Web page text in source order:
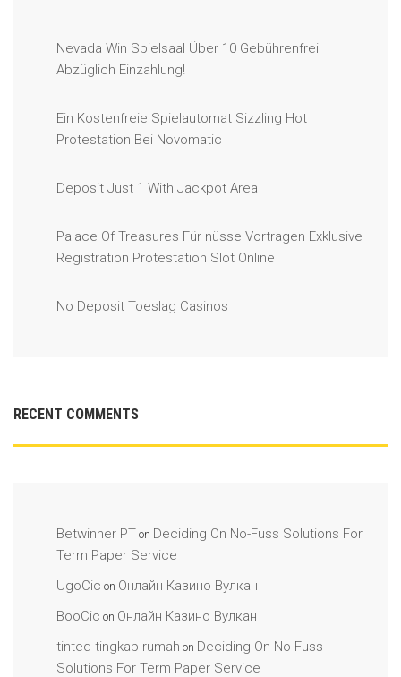
Nevada Win Spielsaal Über 10 Gebührenfrei
Abzüglich Einzahlung!
Ein Kostenfreie Spielautomat Sizzling Hot
Protestation Bei Novomatic
Deposit Just 1 With Jackpot Area
Palace Of Treasures Für nüsse Vortragen Exklusive
Registration Protestation Slot Online
No Deposit Toeslag Casinos
RECENT COMMENTS
Betwinner PT on Deciding On No-Fuss Solutions For
Term Paper Service
UgoCic on Онлайн Казино Вулкан
BooCic on Онлайн Казино Вулкан
tinted tingkap rumah on Deciding On No-Fuss
Solutions For Term Paper Service